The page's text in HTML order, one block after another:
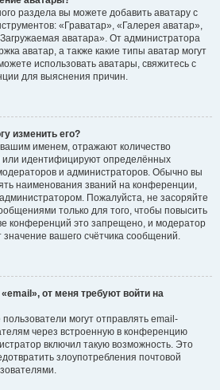
раздела вы можете добавить аватару с
«Граватар», «Галерея аватар»,
аватара». От администратора
аватар, а также какие типы аватар могут
использовать аватары, свяжитесь с
для выяснения причин.
изменить его?
именем, отражают количество
идентифицируют определённых
и администраторов. Обычно вы
наименования званий на конференции,
Пожалуйста, не засоряйте
только для того, чтобы повысить
конференций это запрещено, и модератор
вашего счётчика сообщений.
от меня требуют войти на
могут отправлять email-
через встроенную в конференцию
включил такую возможность. Это
злоупотребления почтовой